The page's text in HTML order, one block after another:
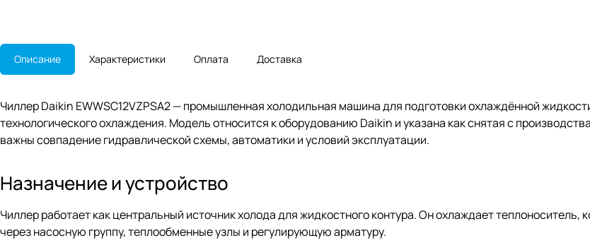
Описание Характеристики Оплата Доставка
Чиллер Daikin EWWSC12VZPSA2 — промышленная холодильная машина для подготовки охлаждённой
технологического охлаждения. Модель относится к оборудованию Daikin и указана как снятая с
важны совпадение гидравлической схемы, автоматики и условий эксплуатации.
Назначение и устройство
Чиллер работает как центральный источник холода для жидкостного контура. Он охлаждает теплоноситель,
через насосную группу, теплообменные узлы и регулирующую арматуру.